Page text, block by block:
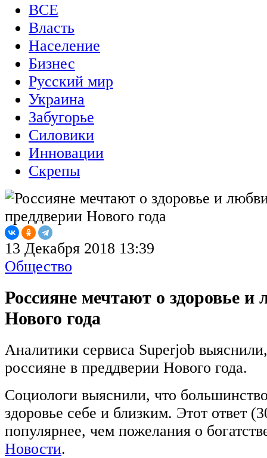
ВСЕ
Власть
Население
Бизнес
Русский мир
Украина
Забугорье
Силовики
Инновации
Скрепы
13 Декабря 2018 13:39
Общество
Россияне мечтают о здоровье и
Нового года
Аналитики сервиса Superjob
россияне в преддверии Нового года.
Социологи выяснили, что
здоровье себе и близким. Этот ответ
популярнее, чем пожелания о
Новости.